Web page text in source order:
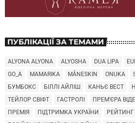
ПУБЛІКАЦІЇ ЗА ТЕМАМИ
ALYONA ALYONA ALYOSHA DUA LIPA
GO_A
MAMARIKA MÅNESKIN ONUKA
БУМБОКС
БІЛЛІ АЙЛІШ КАНЬЄ ВЕСТ
ТЕЙЛОР СВІФТ
ГАСТРОЛІ ПРЕМ'ЄРА
ПРЕМІЯ
ПІДТРИМКА УКРАЇНИ
РЕЙТИНГ